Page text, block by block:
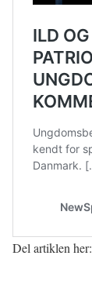
Del artiklen her: